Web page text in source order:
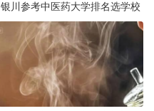
银川参考中医药大学排名选学校